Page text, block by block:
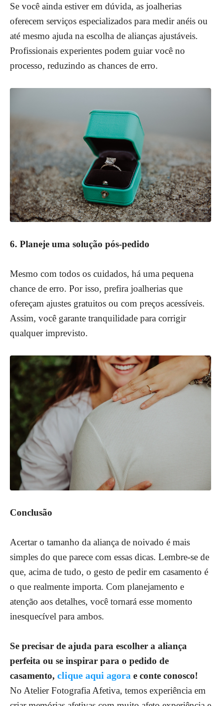
Se você ainda estiver em dúvida, as joalherias
oferecem serviços especializados para medir anéis ou
até mesmo ajuda na escolha de alianças ajustáveis.
Profissionais experientes podem guiar você no
processo, reduzindo as chances de erro.
6. Planeje uma solução pós-pedido
Mesmo com todos os cuidados, há uma pequena
chance de erro. Por isso, prefira joalherias que
ofereçam ajustes gratuitos ou com preços acessíveis.
Assim, você garante tranquilidade para corrigir
qualquer imprevisto.
Conclusão
Acertar o tamanho da aliança de noivado é mais
simples do que parece com essas dicas. Lembre-se de
que, acima de tudo, o gesto de pedir em casamento é
o que realmente importa. Com planejamento e
atenção aos detalhes, você tornará esse momento
inesquecível para ambos.
Se precisar de ajuda para escolher a aliança
perfeita ou se inspirar para o pedido de
casamento, clique aqui agora e conte conosco!
No Atelier Fotografia Afetiva, temos experiência em